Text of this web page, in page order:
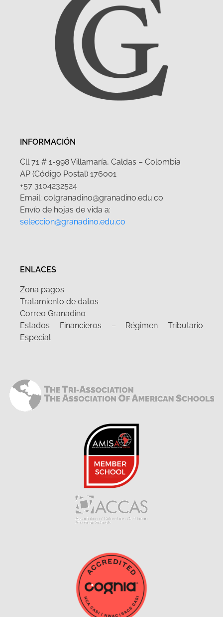
INFORMACIÓN
Cll 71 # 1-998 Villamaría, Caldas – Colombia
AP (Código Postal) 176001
+57 3104232524
Email: colgranadino@granadino.edu.co
Envío de hojas de vida a:
seleccion@granadino.edu.co
ENLACES
Zona pagos
Tratamiento de datos
Correo Granadino
Estados Financieros – Régimen Tributario
Especial